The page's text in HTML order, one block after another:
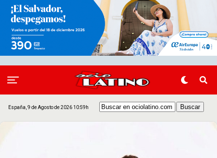
España, 9 de Agosto de 2026 10:59h